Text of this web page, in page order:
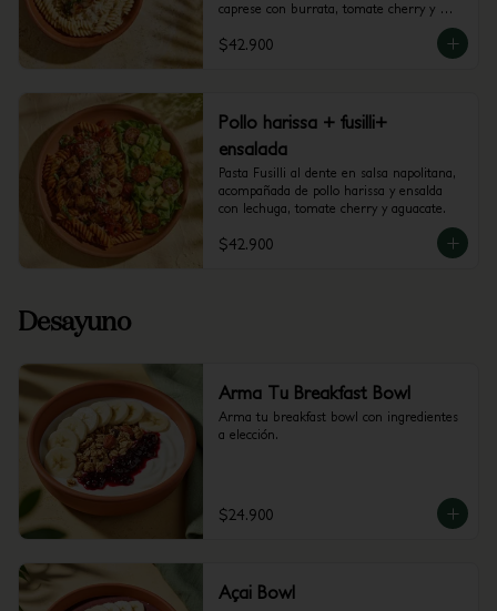
caprese con burrata, tomate cherry y
$42.900
Pollo harissa + fusilli+
ensalada
Pasta Fusilli al dente en salsa napolitana,
acompañada de pollo harissa y ensalda
con lechuga, tomate cherry y aguacate.
$42.900
Desayuno
Arma Tu Breakfast Bowl
Arma tu breakfast bowl con ingredientes
a elección.
$24.900
Açai Bowl